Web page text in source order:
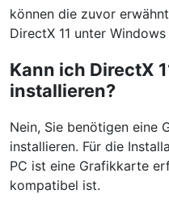
können die zuvor
DirectX 11 unter
Kann ich DirectX
installieren?
Nein, Sie benötigen eine
installieren. Für die
PC ist eine Grafikkarte
kompatibel ist.